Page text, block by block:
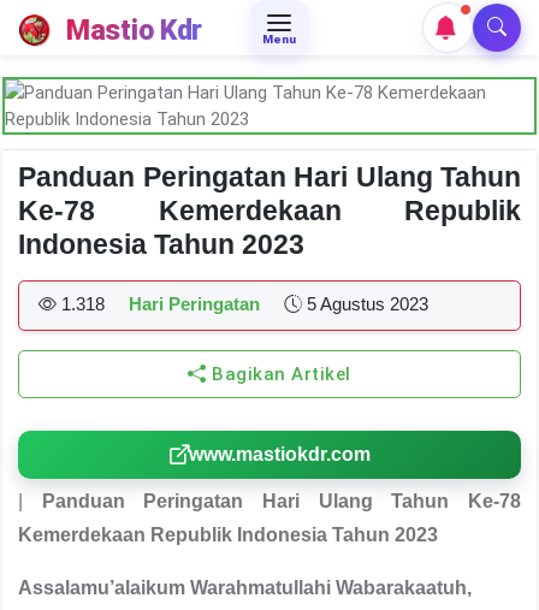
Mastio Kdr Menu
Panduan Peringatan Hari Ulang Tahun
Ke-78 Kemerdekaan Republik
Indonesia Tahun 2023
1.318 Hari Peringatan 5 Agustus 2023
Bagikan Artikel
www.mastiokdr.com
Panduan Peringatan Hari Ulang Tahun Ke-78
Kemerdekaan Republik Indonesia Tahun 2023
Assalamu’alaikum Warahmatullahi Wabarakaatuh,